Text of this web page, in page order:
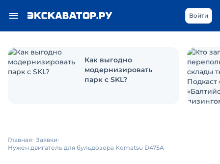
Войти
Как выгодно
модернизировать
парк с SKL?
Главная Заявки
Нужен двигатель для бульдозера Komatsu D475A